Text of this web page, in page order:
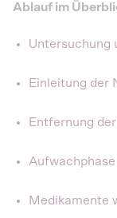
Ablauf im
Untersuchung
Einleitung der
Entfernung
Medikamente